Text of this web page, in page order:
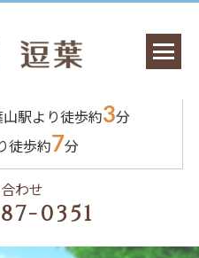
駅より徒歩約3分
徒歩約7分
わせ
0351